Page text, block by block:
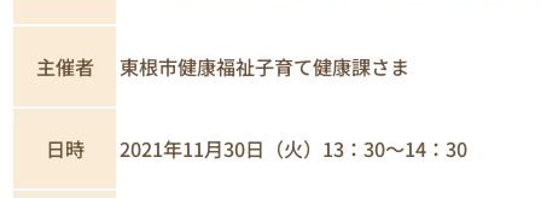
主催者 東根市健康福祉子育て健康課さま
日時 2021年11月30日（火）13：30～14：30